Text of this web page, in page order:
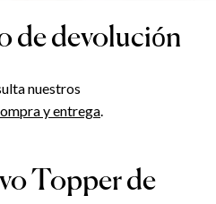
de devolución
nuestros
y entrega.
Topper de